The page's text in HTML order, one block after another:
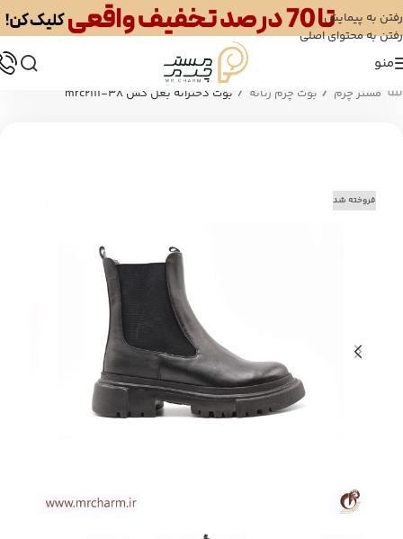
رفتن به پیمایش
رفتن به محتوای اصلی
منو
مستر چرم / بوت چرم زنانه / بوت دخترانه بغل کش mrc2111-38
فروخته شد